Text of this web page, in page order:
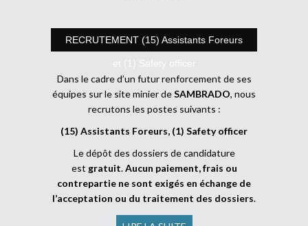
RECRUTEMENT (15) Assistants Foreurs
et (1) Safety officer
Dans le cadre d’un futur renforcement de ses
équipes sur le site minier deSAMBRADO, nous
recrutons les postes suivants :
(15) Assistants Foreurs, (1) Safety officer
Le dépôt des dossiers de candidature
est gratuit.Aucun paiement, frais ou
contrepartie ne sont exigés en échange de
l’acceptation ou du traitement des dossiers.